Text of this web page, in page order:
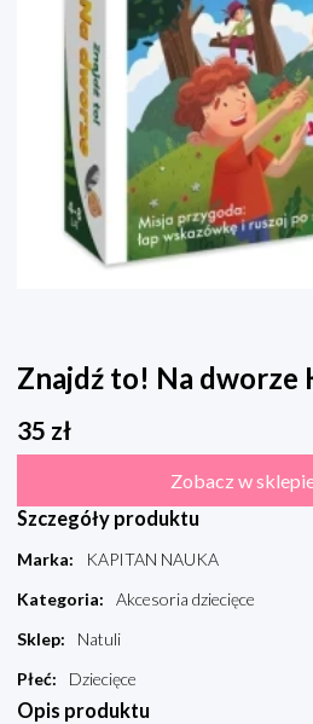
Znajdź to! Na dworze
35 zł
Zobacz w
Szczegóły produktu
Marka:
KAPITAN NAUKA
Kategoria:
Akcesoria dziecięce
Sklep:
Natuli
Płeć: Dziecięce
Opis produktu